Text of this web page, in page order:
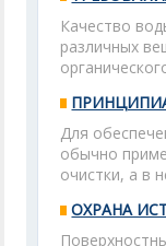
Качество
различных
Для
обычно
очистки, а в
ОХРАНА